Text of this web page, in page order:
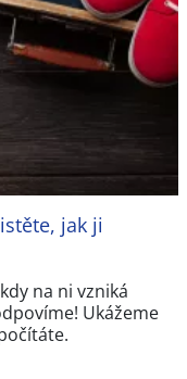
jak ji
na ni vzniká
Ukážeme